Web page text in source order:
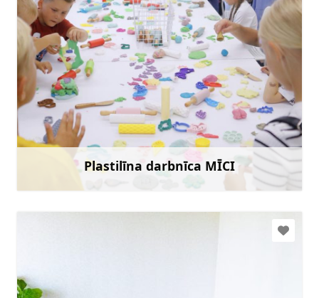
Plastilīna darbnīca MĪCI
mici@inbox.lv
+371 26415580
Doties
Uzzināt vairāk